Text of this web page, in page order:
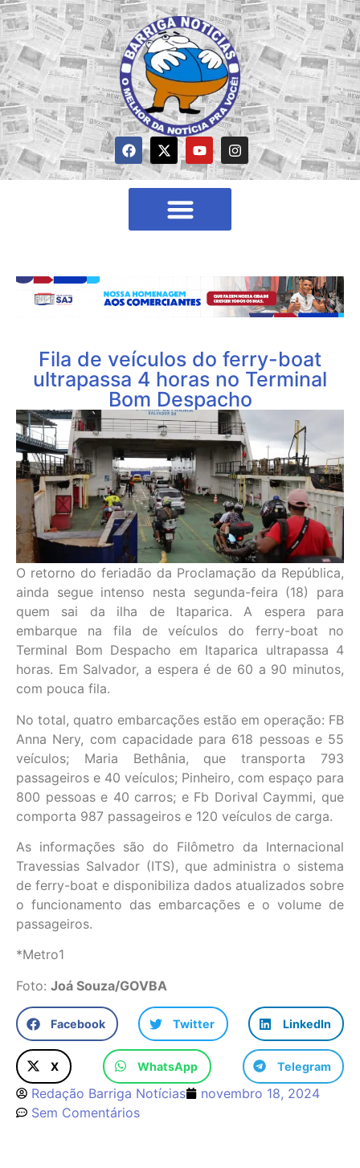
Fila de veículos do ferry-boat
ultrapassa 4 horas no Terminal
Bom Despacho
O retorno do feriadão da Proclamação da República,
ainda segue intenso nesta segunda-feira (18) para
quem sai da ilha de Itaparica. A espera para
embarque na fila de veículos do ferry-boat no
Terminal Bom Despacho em Itaparica ultrapassa 4
horas. Em Salvador, a espera é de 60 a 90 minutos,
com pouca fila.
No total, quatro embarcações estão em operação: FB
Anna Nery, com capacidade para 618 pessoas e 55
veículos; Maria Bethânia, que transporta 793
passageiros e 40 veículos; Pinheiro, com espaço para
800 pessoas e 40 carros; e Fb Dorival Caymmi, que
comporta 987 passageiros e 120 veículos de carga.
As informações são do Filômetro da Internacional
Travessias Salvador (ITS), que administra o sistema
de ferry-boat e disponibiliza dados atualizados sobre
o funcionamento das embarcações e o volume de
passageiros.
*Metro1
Foto: Joá Souza/GOVBA
Facebook Twitter LinkedIn
X WhatsApp Telegram
Redação Barriga Notícias
novembro 18, 2024
Sem Comentários